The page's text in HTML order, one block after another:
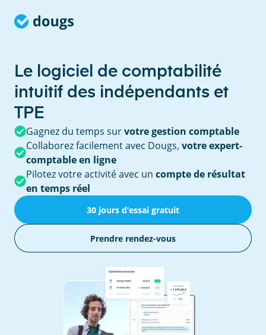
Le logiciel de comptabilité
intuitif des indépendants et
TPE
Gagnez du temps survotre gestion comptable
Collaborez facilement avec Dougs, votre expert-
comptable en ligne
Pilotez votre activité avec un compte de résultat
en temps réel
30 jours d’essai gratuit
Prendre rendez-vous